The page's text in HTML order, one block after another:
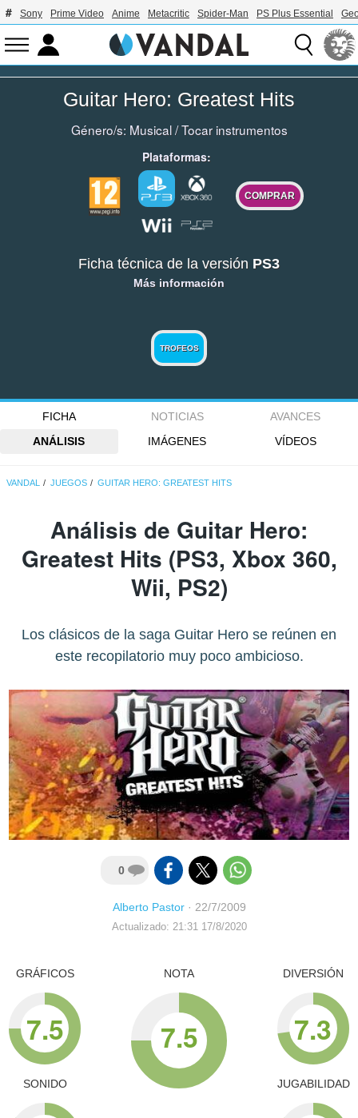
Sony Prime Video Anime Metacritic Spider-Man PS Plus Essential
Guitar Hero: Greatest Hits
Género/s: Musical/Tocar instrumentos
Plataformas:
COMPRAR
Ficha técnica de la versión PS3
Más información
TROFEOS
FICHA NOTICIAS
AVANCES
ANÁLISIS
IMÁGENES VÍDEOS
VANDAL JUEGOS GUITAR HERO: GREATEST HITS
Análisis de Guitar Hero:
Greatest Hits (PS3, Xbox 360,
Wii, PS2)
Los clásicos de la saga Guitar Hero se reúnen en
este recopilatorio muy poco ambicioso.
0
Alberto Pastor· 22/7/2009
Actualizado: 21:31 17/8/2020
GRÁFICOS
7.5
SONIDO
NOTA
7.5
DIVERSIÓN
7.3
JUGABILIDAD